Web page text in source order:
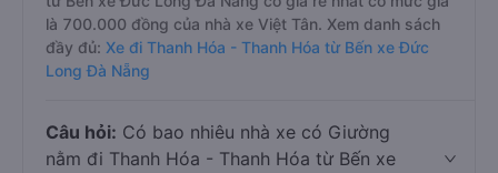
là 700.000 đồng của nhà xe Việt Tân. Xem danh sách
đầy đủ: Xe đi Thanh Hóa - Thanh Hóa từ Bến xe Đức
Long Đà Nẵng
Câu hỏi: Có bao nhiêu nhà xe có Giường
nằm đi Thanh Hóa - Thanh Hóa từ Bến xe